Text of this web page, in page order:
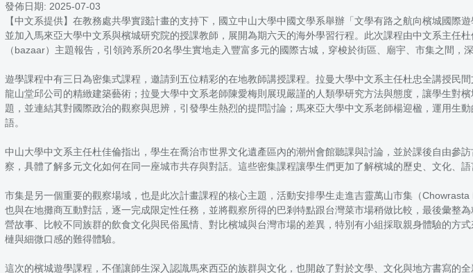
發佈日期: 2025-07-03
【中文系提供】在教務處共學實踐計畫的支持下，國立中山大學中國文學系舉辦「文學有路之航向檳城國
並加入馬來亞大學中文系與檳城研究院的授課教師，展開為期六天的海外學習行程。此次課程由中文系主任
（bazaar）主題報告，引領跨系所20名學生實地走入豐富多元的國際古城，穿梭於街區、廟宇、市集之間，
遊學課程中有三日為密集式課程，邀請到五位精彩的在地教師講授課程。拉曼大學中文系主任杜忠全講授
龍山堂邱公司的精緻建築藝術；拉曼大學中文系老師陳愛梅則展現嚴謹的人類學研究方法與態度，讓學生
題，並連結其對國際政治的觀察與思辨，引發學生熱烈的提問討論；馬來亞大學中文系老師楊迎楹，運用
語。
中山大學中文系主任杜佳倫指出，學生在喬治市世界文化遺產區內的潮州會館聽課與討論，並於課後自由
察，具體了解多元文化如何在同一座城市共存與對話。這些密集課程讓學生們更加了解檳城的歷史、文化、
市集是另一個重要的觀察場域，也是此次計畫課程的核心主題，活動安排學生走進吉靈萬山市集（
也與在地攤商互動對話，逐一完成限定性任務，並將觀察所得的巴剎特點跟台灣菜市場稍做比較，最後彙
營故事、比較不同族群的飲食文化與民俗風情、對比檳城與台灣市場的差異，特別有小組採取親身體驗的
槤與細微口感的難得體驗。
這次的檳城遊學課程，不僅讓師生深入認識馬來西亞的族群與文化，也開啟了對於文學、文化與地方書寫